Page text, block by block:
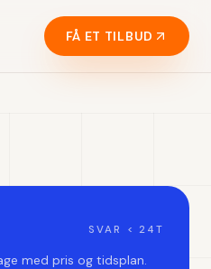
FÅ ET TILBUD
SVAR < 24T
med pris og tidsplan.